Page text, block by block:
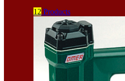
12 Products